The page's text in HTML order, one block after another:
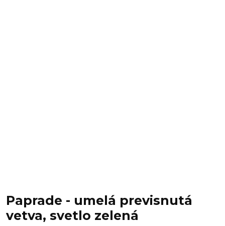
Paprade - umelá previsnutá
vetva, svetlo zelená